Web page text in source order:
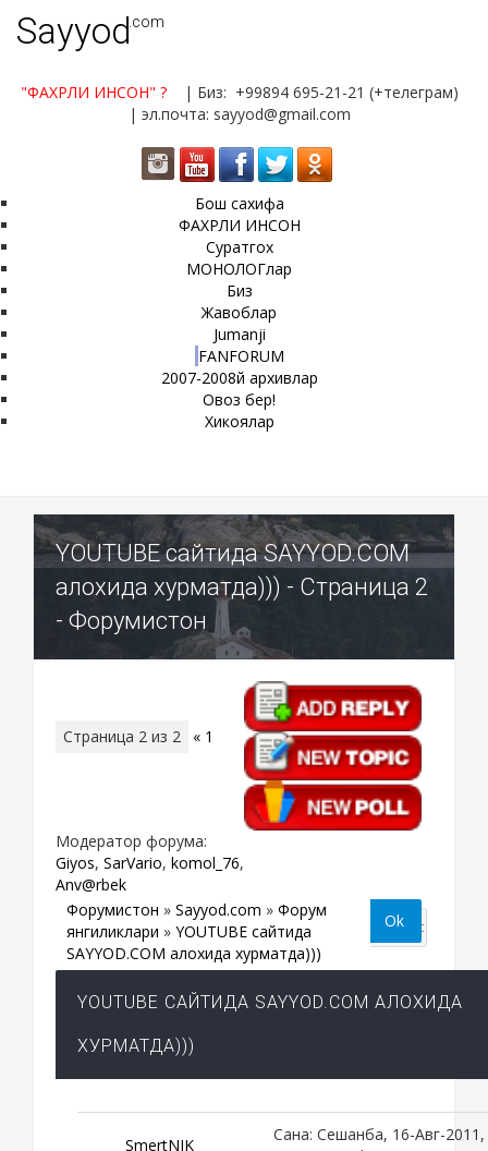
Sayyod.com
"ФАХРЛИ ИНСОН" ?
| Биз: +99894 695-21-21 (+телеграм)
| эл.почта: sayyod@gmail.com
Бош сахифа
ФАХРЛИ ИНСОН
Суратгох
МОНОЛОГлар
Биз
Жавоблар
Jumanji
FANFORUM
2007-2008й архивлар
Овоз бер!
Хикоялар
YOUTUBE сайтида SAYYOD.COM
алохида хурматда))) - Страница 2
- Форумистон
Страница 2 из 2 « 1
Модератор форума:
Giyos, SarVario, komol_76,
Anv@rbek
Форумистон » Sayyod.com » Форум
янгиликлари » YOUTUBE сайтида
SAYYOD.COM алохида хурматда)))
YOUTUBE САЙТИДА SAYYOD.COM АЛОХИДА
ХУРМАТДА)))
SmertNIK
Сана: Сешанба, 16-Авг-2011,